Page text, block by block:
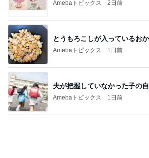
Amebaトピックス
記事を読む
初めましての時より倍の大きさ
Amebaトピックス 12時間前